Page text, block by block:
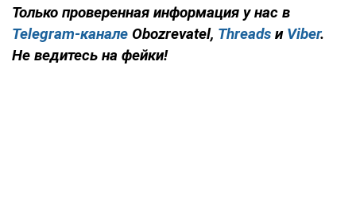
Только проверенная информация у нас в
Telegram-канале Obozrevatel, Threads и Viber.
Не ведитесь на фейки!